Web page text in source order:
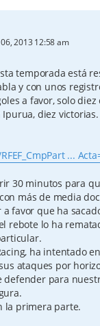
2013 12:58 am
temporada está
y con unos
a favor, solo
diez victorias.
...
30 minutos para
más de media
favor que ha
rebote lo ha
ha intentado
ataques por
defender para
la primera parte.